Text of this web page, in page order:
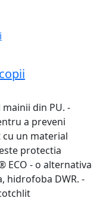
din PU. -
a preveni
un material
protectia
ECO - o alternativa
hidrofoba DWR. -